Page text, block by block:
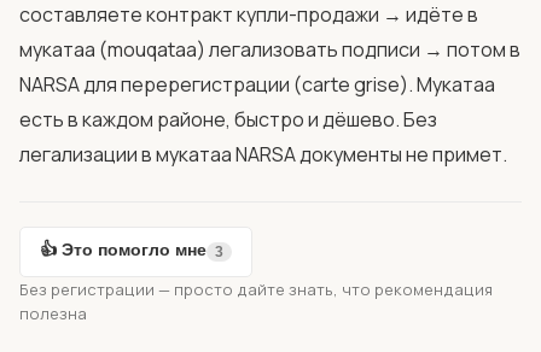
составляете контракт купли-продажи → идёте в
мукатаа (mouqataa) легализовать подписи → потом в
NARSA для перерегистрации (carte grise). Мукатаа
есть в каждом районе, быстро и дёшево. Без
👍 Это помогло мне 3
Без регистрации — просто дайте знать, что рекомендация
полезна